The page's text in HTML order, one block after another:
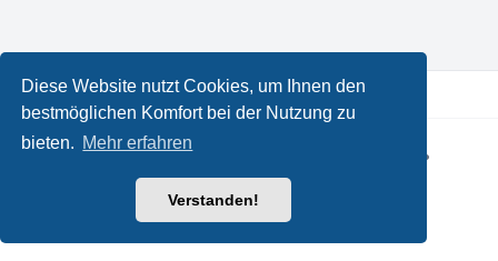
Diese Website nutzt Cookies, um Ihnen den
bestmöglichen Komfort bei der Nutzung zu
bieten. Mehr erfahren
Verstanden!
Powered byphpBB® Forum Software © phpBB Limited
•
Leenoz
Deutsche Übersetzung durchphpBB.de
Nutzungsbedingungen|Alle Zeiten sind